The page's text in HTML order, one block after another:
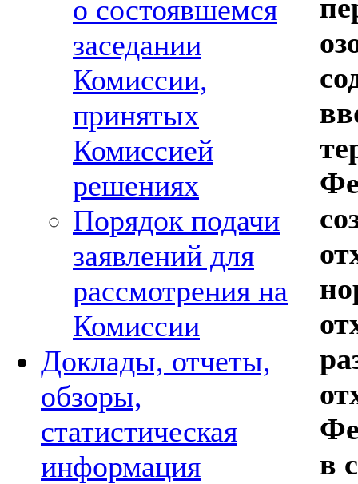
о состоявшемся
заседании
Комиссии,
принятых
Комиссией
решениях
Порядок подачи
заявлений для
рассмотрения на
Комиссии
Доклады, отчеты,
обзоры,
статистическая
информация
в